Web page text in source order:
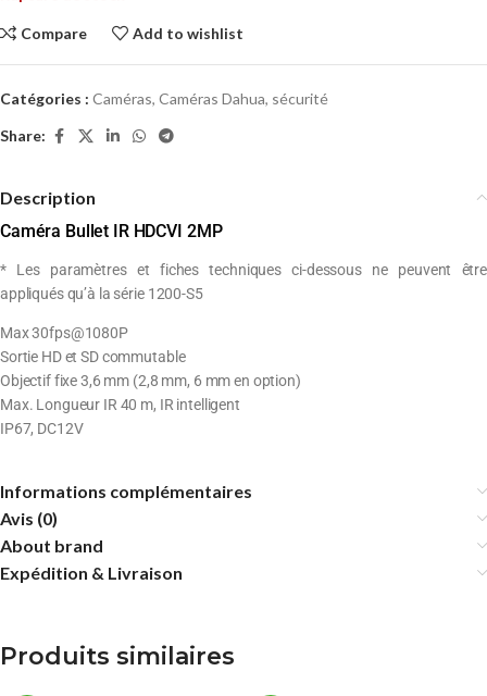
Compare Add to wishlist
Catégories : Caméras, Caméras Dahua, sécurité
Share:
Description
Caméra Bullet IR HDCVI 2MP
* Les paramètres et fiches techniques ci-dessous ne peuvent être
appliqués qu’à la série 1200-S5
Max 30fps@1080P
Sortie HD et SD commutable
Objectif fixe 3,6 mm (2,8 mm, 6 mm en option)
Max. Longueur IR 40 m, IR intelligent
IP67, DC12V
Informations complémentaires
Avis (0)
About brand
Expédition & Livraison
Produits similaires